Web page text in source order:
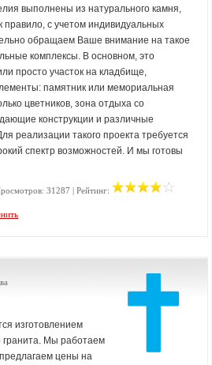
выполнены из натурального камня,
правило, с учетом индивидуальных
обращаем Ваше внимание на такое
комплексы. В основном, это
просто участок на кладбище,
памятник или мемориальная
цветников, зона отдыха со
конструкции и различные
реализации такого проекта требуется
спектр возможностей. И мы готовы
31287 | Рейтинг:
изготовлением
гранита. Мы работаем
цены на